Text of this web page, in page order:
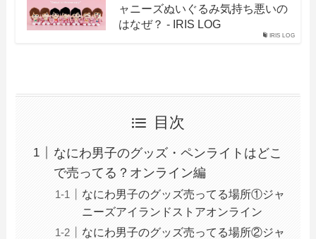
IRIS LOG
ャニーズぬいぐるみ気持ち悪いの
はなぜ？ - IRIS LOG
目次
なにわ男子のグッズ・ペンライトはどこ
で売ってる？オンライン編
なにわ男子のグッズ売ってる場所①ジャ
ニーズアイランドストアオンライン
なにわ男子のグッズ売ってる場所②ジャ